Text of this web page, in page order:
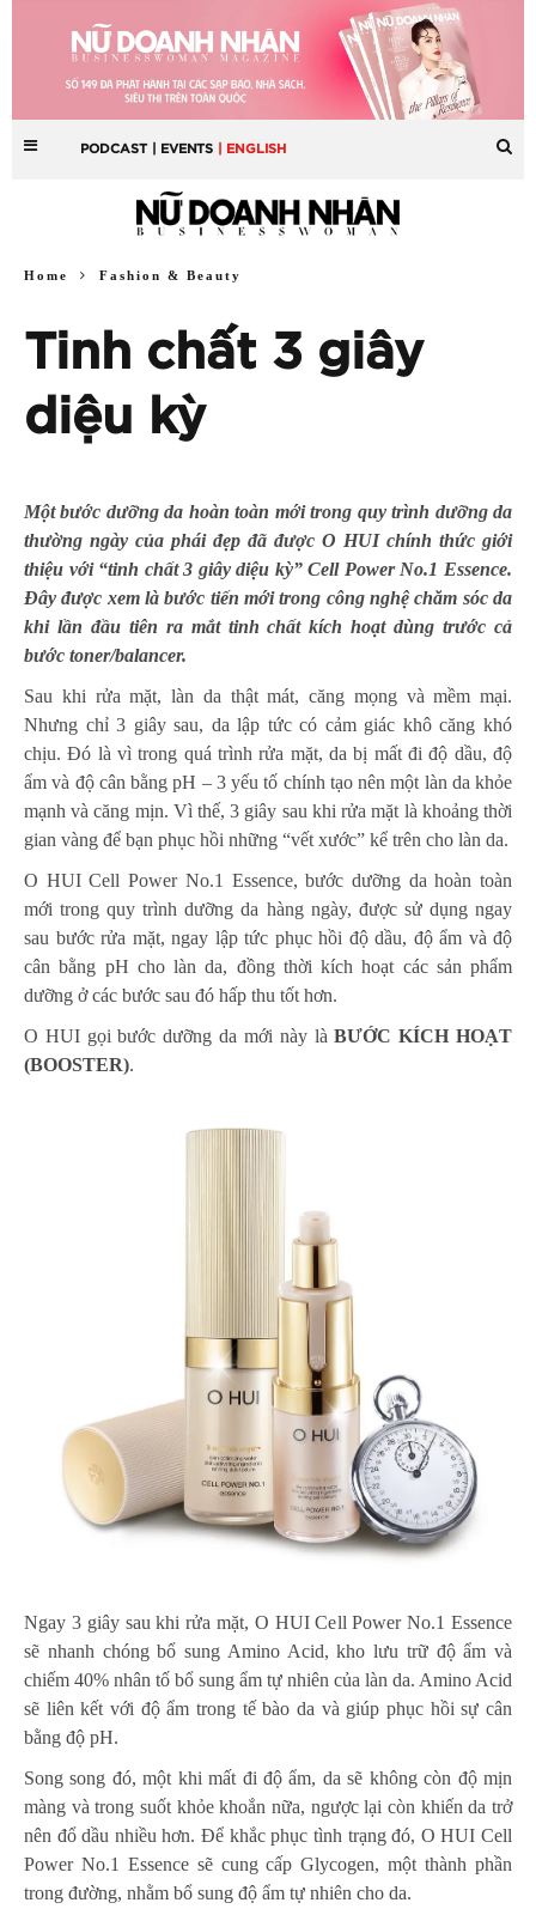
PODCAST | EVENTS | ENGLISH
Home Fashion & Beauty
Tinh chất 3 giây
diệu kỳ
Một bước dưỡng da hoàn toàn mới trong quy trình dưỡng da
thường ngày của phái đẹp đã được O HUI chính thức giới
thiệu với “tinh chất 3 giây diệu kỳ” Cell Power No.1 Essence.
Đây được xem là bước tiến mới trong công nghệ chăm sóc da
khi lần đầu tiên ra mắt tinh chất kích hoạt dùng trước cả
bước toner/balancer.
Sau khi rửa mặt, làn da thật mát, căng mọng và mềm mại.
Nhưng chỉ 3 giây sau, da lập tức có cảm giác khô căng khó
chịu. Đó là vì trong quá trình rửa mặt, da bị mất đi độ dầu, độ
ẩm và độ cân bằng pH – 3 yếu tố chính tạo nên một làn da khỏe
mạnh và căng mịn. Vì thế, 3 giây sau khi rửa mặt là khoảng thời
gian vàng để bạn phục hồi những “vết xước” kể trên cho làn da.
O HUI Cell Power No.1 Essence, bước dưỡng da hoàn toàn
mới trong quy trình dưỡng da hàng ngày, được sử dụng ngay
sau bước rửa mặt, ngay lập tức phục hồi độ dầu, độ ẩm và độ
cân bằng pH cho làn da, đồng thời kích hoạt các sản phẩm
dưỡng ở các bước sau đó hấp thu tốt hơn.
O HUI gọi bước dưỡng da mới này làBƯỚC KÍCH HOẠT
(BOOSTER).
Ngay 3 giây sau khi rửa mặt, O HUI Cell Power No.1 Essence
sẽ nhanh chóng bổ sung Amino Acid, kho lưu trữ độ ẩm và
chiếm 40% nhân tố bổ sung ẩm tự nhiên của làn da. Amino Acid
sẽ liên kết với độ ẩm trong tế bào da và giúp phục hồi sự cân
bằng độ pH.
Song song đó, một khi mất đi độ ẩm, da sẽ không còn độ mịn
màng và trong suốt khỏe khoắn nữa, ngược lại còn khiến da trở
nên đổ dầu nhiều hơn. Để khắc phục tình trạng đó, O HUI Cell
Power No.1 Essence sẽ cung cấp Glycogen, một thành phần
trong đường, nhằm bổ sung độ ẩm tự nhiên cho da.